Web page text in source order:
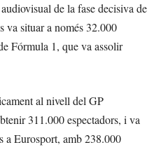
de la fase decisiva de
situar a només 32.000
Fórmula 1, que va assolir
al nivell del GP
311.000 espectadors, i va
a Eurosport, amb 238.000